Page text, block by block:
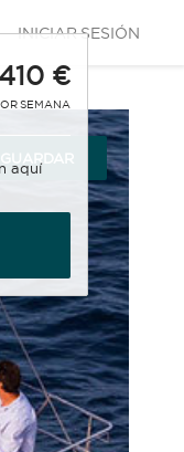
INICIAR SESIÓN
GUARDAR
€
SEMANA
aquí